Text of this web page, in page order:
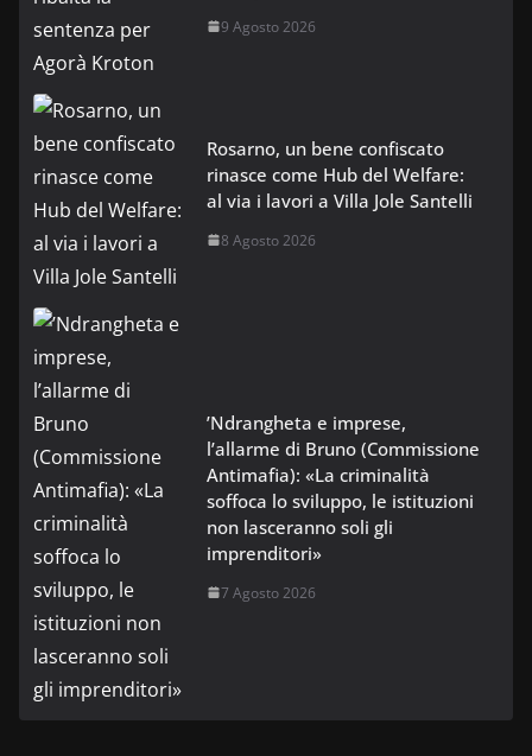
9 Agosto 2026
Rosarno, un bene confiscato
rinasce come Hub del Welfare:
al via i lavori a Villa Jole Santelli
8 Agosto 2026
’Ndrangheta e imprese,
l’allarme di Bruno (Commissione
Antimafia): «La criminalità
soffoca lo sviluppo, le istituzioni
non lasceranno soli gli
imprenditori»
7 Agosto 2026